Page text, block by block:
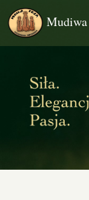
Mudiwa